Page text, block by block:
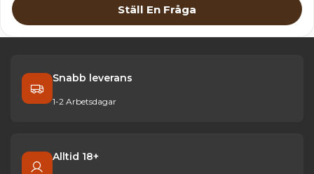
Ställ En Fråga
Snabb leverans
1-2 Arbetsdagar
Alltid 18+